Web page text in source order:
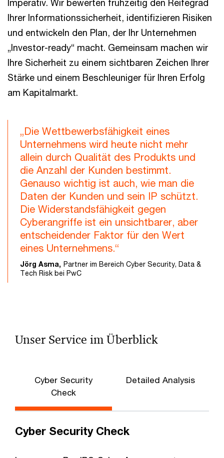
Imperativ. Wir bewerten frühzeitig den Reifegrad
Ihrer Informationssicherheit, identifizieren Risiken
und entwickeln den Plan, der Ihr Unternehmen
„Investor-ready“ macht. Gemeinsam machen wir
Ihre Sicherheit zu einem sichtbaren Zeichen Ihrer
Stärke und einem Beschleuniger für Ihren Erfolg
am Kapitalmarkt.
„Die Wettbewerbsfähigkeit eines
Unternehmens wird heute nicht mehr
allein durch Qualität des Produkts und
die Anzahl der Kunden bestimmt.
Genauso wichtig ist auch, wie man die
Daten der Kunden und sein IP schützt.
Die Widerstandsfähigkeit gegen
Cyberangriffe ist ein unsichtbarer, aber
entscheidender Faktor für den Wert
eines Unternehmens.“
Jörg Asma, Partner im Bereich Cyber Security, Data &
Tech Risk bei PwC
Unser Service im Überblick
Cyber Security
Check
Detailed Analysis
Cyber Security Check